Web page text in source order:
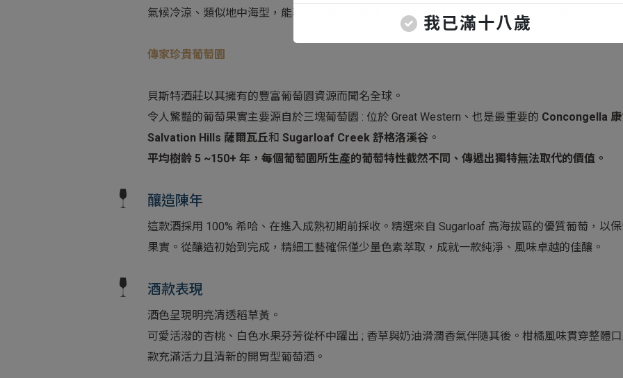
我已滿十八歲
氣候冷涼、類似地中海型，能孕育出細緻、複雜、均衡的佳釀。是探險家尋幽探秘的勝地，亦是
傳家珍貴葡萄園
貝斯特酒莊以其擁有的豐富葡萄園資源而聞名全球。
令人驚豔的葡萄果實主要源自於三塊葡萄園 : 位於 Great Western、也是最重要的 Concongella
Salvation Hills 薩爾瓦丘和 Sugarloaf Creek 舒格洛溪谷 。
平均樹齡 5 ~150+ 年，每個葡萄園所生產的葡萄特性截然不同、傳遞出獨特無法取代的價值。
釀造陳年
這款酒採用 100% 希哈、在進入成熟初期前採收。精選來自 Sugarloaf 高海拔區的優質葡萄，以
果實。從釀造初始到完成，精細工藝確保僅少量色素萃取，成就一款純淨、風味卓越的佳釀。
酒款表現
酒色呈現明亮清透稻草黃。
可愛活潑的杏桃、白色水果芬芳從杯中躍出 ; 香草與奶油滑潤香氣伴隨其後。柑橘風味貫穿整體
款充滿活力且清新的開胃型葡萄酒。